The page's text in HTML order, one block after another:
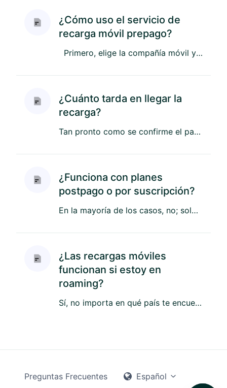
¿Cómo uso el servicio de
recarga móvil prepago?
Primero, elige la compañía móvil y el paquete que deseas. Luego, ingresa tu número de teléfono, selecciona un métod...
¿Cuánto tarda en llegar la
recarga?
Tan pronto como se confirme el pago de la transacción, a veces de forma instantánea, enviaremos la recarga automática...
¿Funciona con planes
postpago o por suscripción?
En la mayoría de los casos, no; solo funciona con líneas prepago. Sin embargo, si ingresas tu número y el sistema ind...
¿Las recargas móviles
funcionan si estoy en
roaming?
Sí, no importa en qué país te encuentres, el monto se acreditará de forma instantánea de todas maneras. ...
Preguntas Frecuentes Español